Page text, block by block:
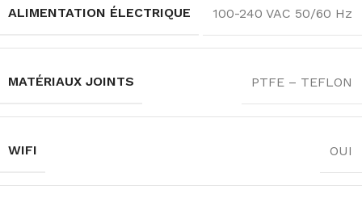
ALIMENTATION ÉLECTRIQUE 100-240 VAC 50/60 Hz
MATÉRIAUX JOINTS PTFE – TEFLON
WIFI OUI